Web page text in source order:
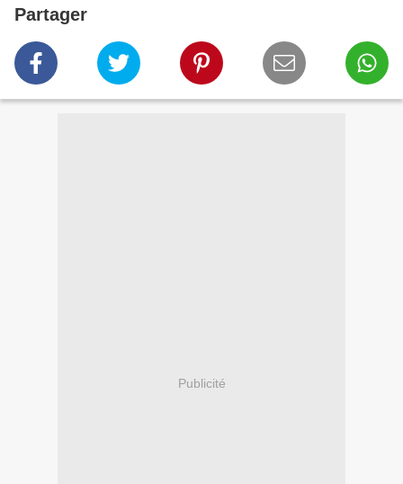
Partager
Publicité